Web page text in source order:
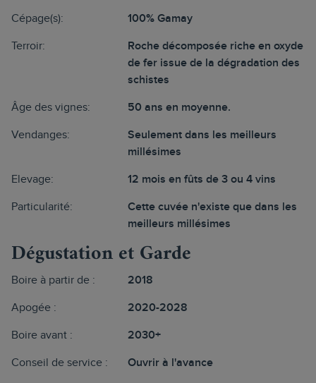
Cépage(s): 100% Gamay
Terroir:
Roche décomposée riche en oxyde
de fer issue de la dégradation des
schistes
Âge des vignes: 50 ans en moyenne.
Vendanges:
Seulement dans les meilleurs
millésimes
Elevage: 12 mois en fûts de 3 ou 4 vins
Particularité:
Cette cuvée n'existe que dans les
meilleurs millésimes
Dégustation et Garde
Boire à partir de : 2018
Apogée : 2020-2028
Boire avant : 2030+
Conseil de service : Ouvrir à l'avance